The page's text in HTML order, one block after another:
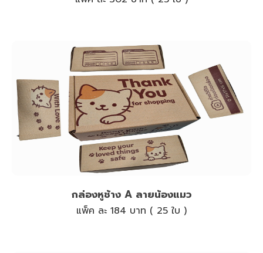
กล่องหูช้าง A ลายน้องแมว
แพ็ค ละ 184 บาท ( 25 ใบ )